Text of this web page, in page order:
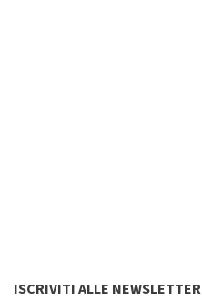
ISCRIVITI ALLE NEWSLETTER